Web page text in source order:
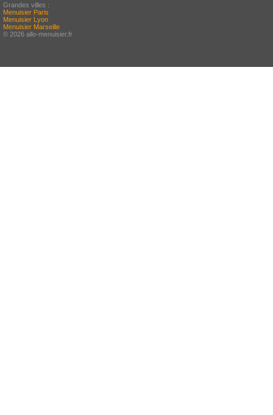
Grandes villes :
Menuisier Paris
Menuisier Lyon
Menuisier Marseille
© 2026 allo-menuisier.fr